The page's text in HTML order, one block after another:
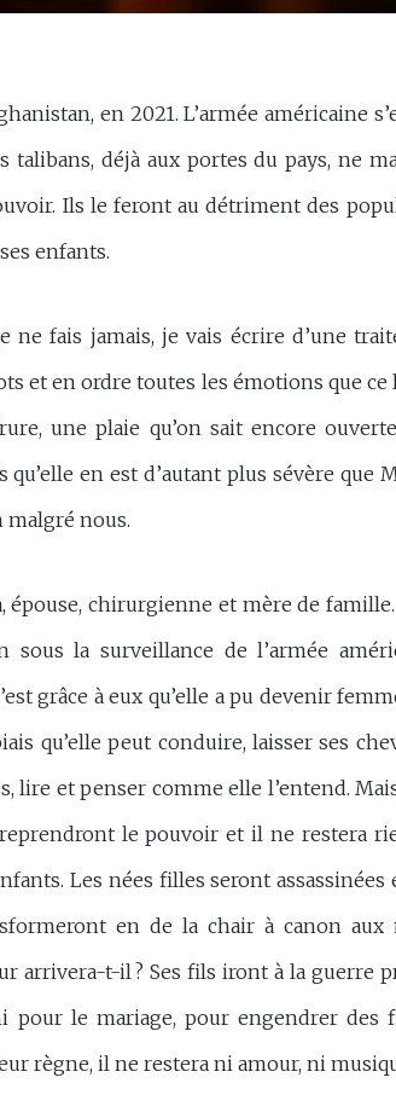
en 2021. L’armée américaine
talibans, déjà aux portes du pays, ne
Ils le feront au détriment des
enfants.
ne fais jamais, je vais écrire d’une
et en ordre toutes les émotions que ce
une plaie qu’on sait encore
qu’elle en est d’autant plus sévère que
malgré nous.
épouse, chirurgienne et mère de
sous la surveillance de l’armée
grâce à eux qu’elle a pu devenir
qu’elle peut conduire, laisser ses
lire et penser comme elle l’entend.
le pouvoir et il ne restera
Les nées filles seront
en de la chair à canon aux
arrivera-t-il ? Ses fils iront à la guerre
pour le mariage, pour engendrer des
règne, il ne restera ni amour, ni